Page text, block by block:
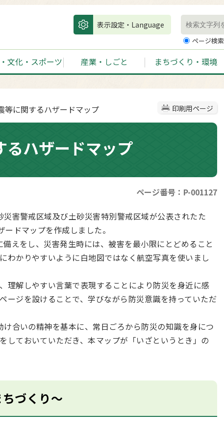
表示設定・Language
ページ検索
文化・スポーツ 産業・しごと まちづくり・環境
印刷用ページ
等に関するハザードマップ
るハザードマップ
ページ番号：P-001127
害警戒区域及び土砂災害特別警戒区域が公表されたた
ドマップを作成しました。
えをし、災害発生時には、被害を最小限にとどめること
わかりやすいように白地図ではなく航空写真を使いまし
理解しやすい言葉で表現することにより防災を身近に感
ージを設けることで、学びながら防災意識を持っていただ
合いの精神を基本に、常日ごろから防災の知識を身につ
しておいていただき、本マップが「いざというとき」の
づくり～